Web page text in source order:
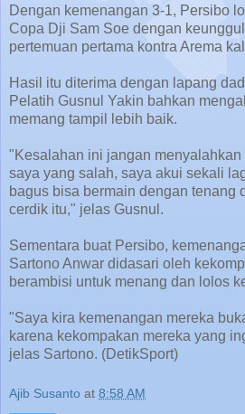
Dengan kemenangan 3-1, Persibo
Copa Dji Sam Soe dengan
pertemuan pertama kontra Arema
Hasil itu diterima dengan lapang
Pelatih Gusnul Yakin bahkan
memang tampil lebih baik.
"Kesalahan ini jangan
saya yang salah, saya akui sekali
bagus bisa bermain dengan tenang
cerdik itu," jelas Gusnul.
Sementara buat Persibo,
Sartono Anwar didasari oleh
berambisi untuk menang dan lolos
"Saya kira kemenangan mereka
karena kekompakan mereka yang
jelas Sartono. (DetikSport)
Ajib Susanto at 8:58 AM